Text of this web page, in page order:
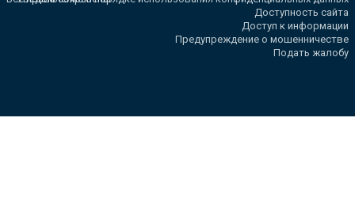
Доступность сайта
Доступ к информации
Предупреждение о мошенничестве
Подать жалобу